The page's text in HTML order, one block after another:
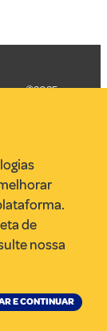
©2025
de
nossa
E CONTINUAR